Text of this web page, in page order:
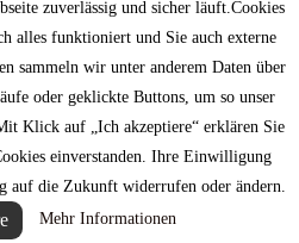
zuverlässig und sicher läuft.Cookies
alles funktioniert und Sie auch externe
sammeln wir unter anderem Daten über
oder geklickte Buttons, um so unser
Klick auf „Ich akzeptiere“ erklären Sie
einverstanden. Ihre Einwilligung
auf die Zukunft widerrufen oder ändern.
Mehr Informationen

keyboard_arrow_down
PrestaShop™